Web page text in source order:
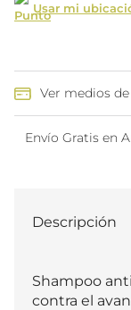
Usar mi
Ver medios
Envío Gratis en
Descripción
Shampoo
contra el